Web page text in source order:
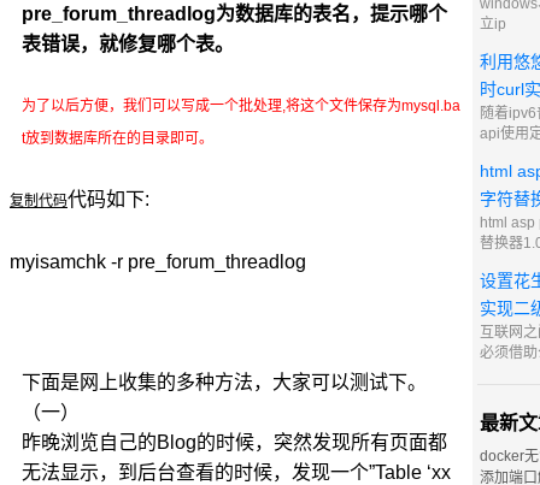
pre_forum_threadlog为数据库的表名，提示哪个
表错误，就修复哪个表。
为了以后方便，我们可以写成一个批处理,将这个文件保存为mysql.ba
t放到数据库所在的目录即可。
复制代码代码如下:
myisamchk -r pre_forum_threadlog
下面是网上收集的多种方法，大家可以测试下。
（一）
昨晚浏览自己的Blog的时候，突然发现所有页面都
无法显示，到后台查看的时候，发现一个”Table ‘xx
立ip
利用悠
时curl
随着
api使用
ipv6地址
nas文件
html
字符替
html asp
替换器
也算一
享给大
https://
访问密
设置花
实现二
互联网
必须借
购买固
高昂。
术便是
最新
docker
添加端